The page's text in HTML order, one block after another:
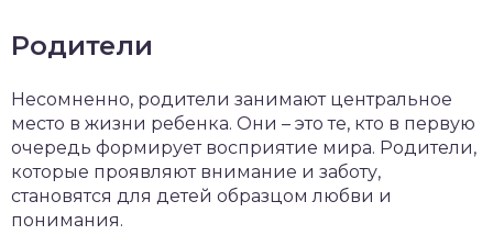
Родители
Несомненно, родители занимают центральное
место в жизни ребенка. Они – это те, кто в первую
очередь формирует восприятие мира. Родители,
которые проявляют внимание и заботу,
становятся для детей образцом любви и
понимания.